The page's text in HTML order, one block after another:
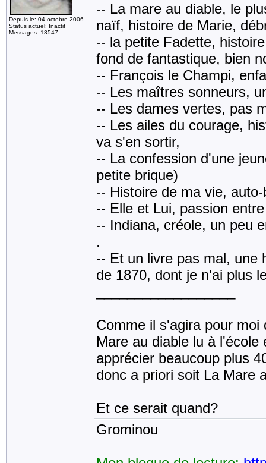
Depuis le: 04 octobre 2006
Status actuel: Inactif
Messages: 13547
-- La mare au diable, le
naïf, histoire de Marie,
-- la petite Fadette,
fond de fantastique, bien
-- François le Champi,
-- Les maîtres sonneurs,
-- Les dames vertes, pas
-- Les ailes du courage,
va s'en sortir,
-- La confession d'une
petite brique)
-- Histoire de ma vie,
-- Elle et Lui, passion
-- Indiana, créole, un peu
.
-- Et un livre pas mal, une
de 1870, dont je n'ai plus
Comme il s'agira pour
Mare au diable lu à
apprécier beaucoup plus
donc a priori soit La Mare
Et ce serait quand?
Grominou